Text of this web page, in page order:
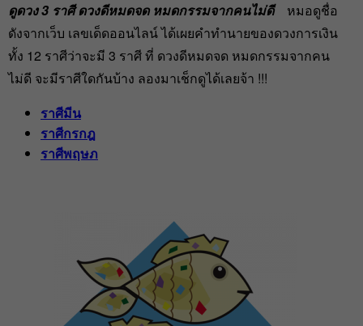
ดูดวง 3 ราศี ดวงดีหมดจด หมดกรรมจากคนไม่ดี หมอดูชื่อ
ดังจากเว็บ เลขเด็ดออนไลน์ ได้เผยคำทำนายของดวงการเงิน
ทั้ง 12 ราศีว่าจะมี 3 ราศี ที่ ดวงดีหมดจด หมดกรรมจากคน
ไม่ดี จะมีราศีใดกันบ้าง ลองมาเช็กดูได้เลยจ้า !!!
ราศีมีน
ราศีกรกฎ
ราศีพฤษภ